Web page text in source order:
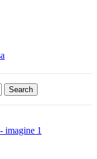
Search